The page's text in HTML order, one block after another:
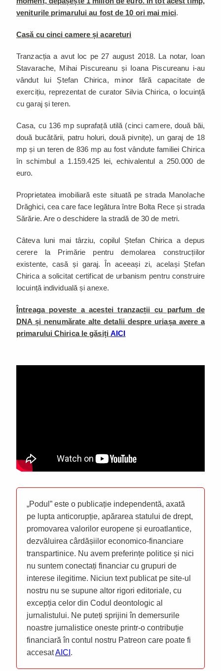
veniturile primarului au fost de 10 ori mai mici.
Casă cu cinci camere și acareturi
Tranzacția a avut loc pe 27 august 2018. La notar, Ioan
Stavarache, Mihai Piscureanu și Ioana Piscureanu i-au
vândut lui Ștefan Chirica, minor fără capacitate de
exercițiu, reprezentat de curator Silvia Chirica, o locuință
cu garaj și teren.
Casa, cu 136 mp suprafață utilă (cinci camere, două băi,
două bucătării, patru holuri, două pivnițe), un garaj de 18
mp și un teren de 836 mp au fost vândute familiei Chirica
în schimbul a 1.159.425 lei, echivalentul a 250.000 de
euro.
Proprietatea imobiliară este situată pe strada Manolache
Drăghici, cea care face legătura între Bolta Rece și strada
Sărărie. Are o deschidere la stradă de 30 de metri.
Câteva luni mai târziu, copilul Ștefan Chirica a depus
cerere la Primărie pentru demolarea construcțiilor
existente, casă și garaj. În aceeași zi, același Ștefan
Chirica a solicitat certificat de urbanism pentru construire
locuință individuală și anexe.
Întreaga poveste a acestei tranzacții cu parfum de
DNA și nenumărate alte detalii despre uriașa avere a
primarului Chirica le găsiți AICI
„Podul” este o publicație independentă, axată
pe lupta anticorupție, apărarea statului de drept,
promovarea valorilor europene și euroatlantice,
dezvăluirea cârdășiilor economico-financiare
transpartinice. Nu avem preferințe politice și nici
nu suntem conectați financiar cu grupuri de
interese ilegitime. Niciun text publicat pe site-ul
nostru nu se supune altor rigori editoriale, cu
excepția celor din Codul deontologic al
jurnalistului. Ne puteți sprijini în demersurile
noastre jurnalistice oneste printr-o contribuție
financiară în contul nostru Patreon care poate fi
accesatAICI .